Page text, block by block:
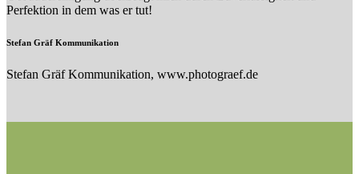
Perfektion in dem was er tut!
Stefan Gräf Kommunikation
Stefan Gräf Kommunikation, www.photograef.de